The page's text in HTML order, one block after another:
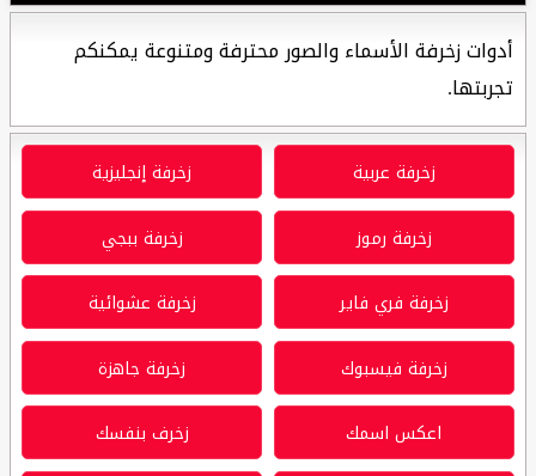
أدوات زخرفة الأسماء والصور محترفة ومتنوعة يمكنكم
تجربتها.
زخرفة عربية زخرفة إنجليزية
زخرفة رموز زخرفة ببجي
زخرفة فري فاير زخرفة عشوائية
زخرفة فيسبوك زخرفة جاهزة
اعكس اسمك زخرف بنفسك